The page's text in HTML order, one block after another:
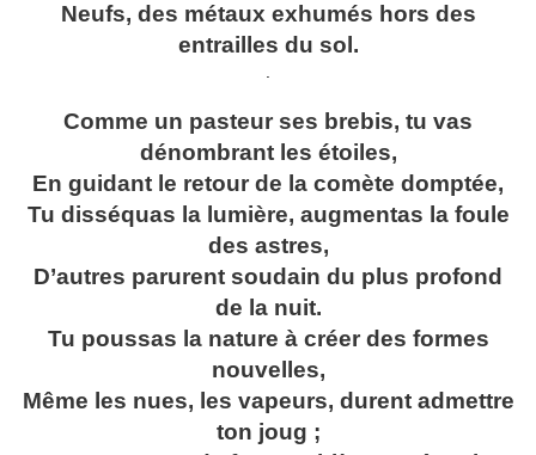
Neufs, des métaux exhumés hors des
entrailles du sol.
Comme un pasteur ses brebis, tu vas
dénombrant les étoiles,
En guidant le retour de la comète domptée,
Tu disséquas la lumière, augmentas la foule
des astres,
D’autres parurent soudain du plus profond
de la nuit.
Tu poussas la nature à créer des formes
nouvelles,
Même les nues, les vapeurs, durent admettre
ton joug ;